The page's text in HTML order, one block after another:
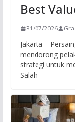
Best
31/07/2026
Jakarta –
mendorong
strategi untuk
Salah